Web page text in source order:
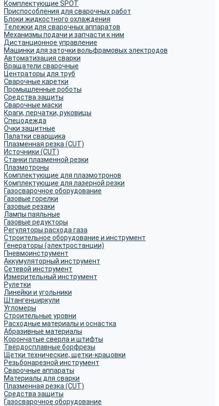
Комплектующие SPOT
Приспособления для сварочных работ
Блоки жидкостного охлаждения
Тележки для сварочных аппаратов
Механизмы подачи и запчасти к ним
Дистанционное управление
Машинки для заточки вольфрамовых электродов
Автоматизация сварки
Вращатели сварочные
Центраторы для труб
Сварочные каретки
Промышленные роботы
Средства защиты
Сварочные маски
Краги, перчатки, руковицы
Спецодежда
Очки защитные
Палатки сварщика
Плазменная резка (CUT)
Источники (CUT)
Станки плазменной резки
Плазмотроны
Комплектующие для плазмотронов
Комплектующие для лазерной резки
Газосварочное оборудование
Газовые горелки
Газовые резаки
Лампы паяльные
Газовые редукторы
Регуляторы расхода газа
Строительное оборудование и инструмент
Генераторы (электростанции)
Пневмоинструмент
Аккумуляторный инструмент
Сетевой инструмент
Измерительный инструмент
Рулетки
Линейки и угольники
Штангенциркули
Угломеры
Строительные уровни
Расходные материалы и оснастка
Абразивные материалы
Корончатые сверла и штифты
Твёрдосплавные борфрезы
Щетки технические, щетки-крацовки
Резьбонарезной инструмент
Сварочные аппараты
Материалы для сварки
Плазменная резка (CUT)
Средства защиты
Газосварочное оборудование